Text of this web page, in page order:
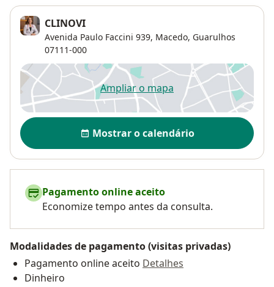
CLINOVI
Avenida Paulo Faccini 939, Macedo, Guarulhos
07111-000
Ampliar o mapaabre num novo separador
Disponibilidade
Mostrar o calendário
Pagamento online aceito
Economize tempo antes da consulta.
Modalidades de pagamento (visitas privadas)
Pagamento online aceito Detalhes
Dinheiro